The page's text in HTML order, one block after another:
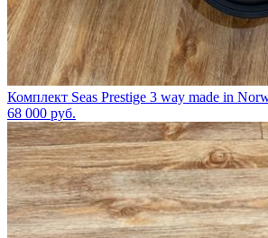
Комплект Seas Prestige 3 way made in
68 000 руб.